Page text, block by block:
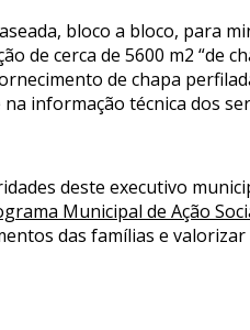
bloco a bloco, para
de cerca de 5600 m2 “de
de chapa
informação técnica dos
deste executivo
Municipal de Ação
das famílias e